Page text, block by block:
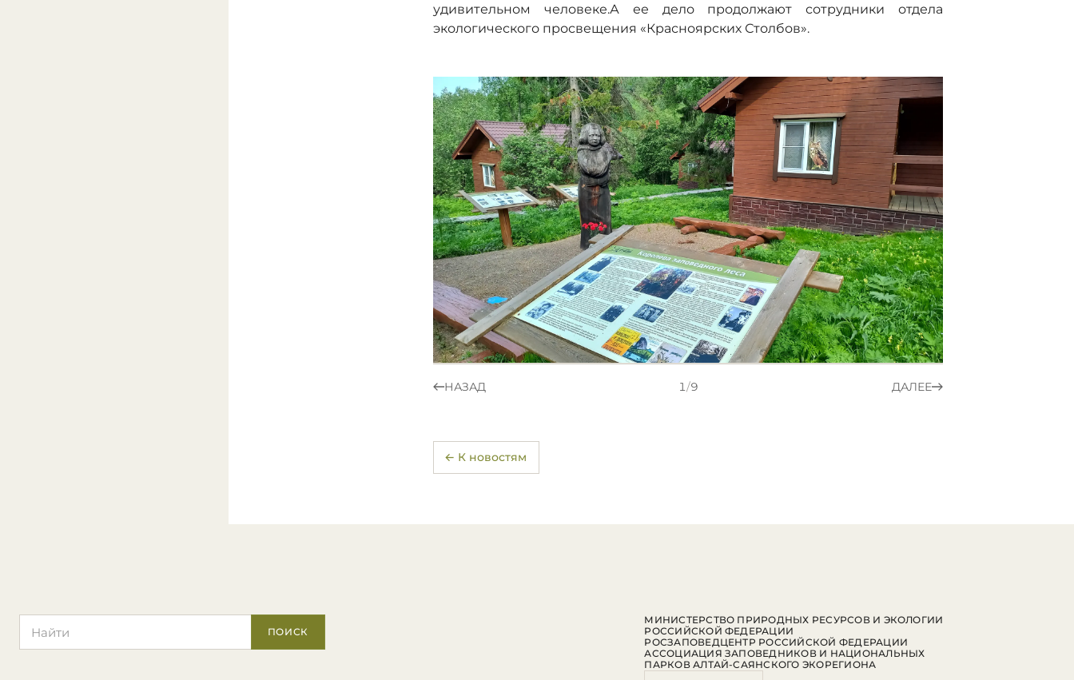
удивительном человеке.А ее дело продолжают сотрудники отдела
экологического просвещения «Красноярских Столбов».
НАЗАД 1/9 ДАЛЕЕ
← К новостям
ПОИСК
МИНИСТЕРСТВО ПРИРОДНЫХ РЕСУРСОВ И ЭКОЛОГИИ
РОССИЙСКОЙ ФЕДЕРАЦИИ
РОСЗАПОВЕДЦЕНТР РОССИЙСКОЙ ФЕДЕРАЦИИ
АССОЦИАЦИЯ ЗАПОВЕДНИКОВ И НАЦИОНАЛЬНЫХ
ПАРКОВ АЛТАЙ-САЯНСКОГО ЭКОРЕГИОНА